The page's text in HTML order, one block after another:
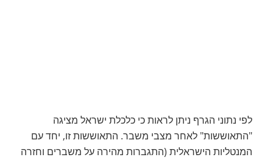
לפי נתוני הגרף ניתן לראות כי כלכלת ישראל מציגה
"התאוששות" לאחר מצבי משבר. התאוששות זו, יחד עם
המנטליות הישראלית (התגברות מהירה על משברים וחזרה